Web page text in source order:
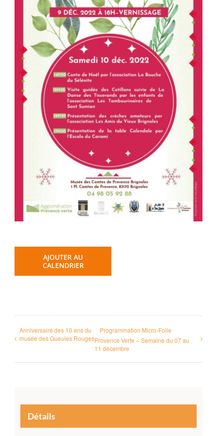
AJOUTER AU
CALENDRIER
Anniversaire des 10 ans du
musée des Gueules Rouges
Programmation Micro-Folie
Provence Verte – Semaine du 07 au
11 décembre
Détails